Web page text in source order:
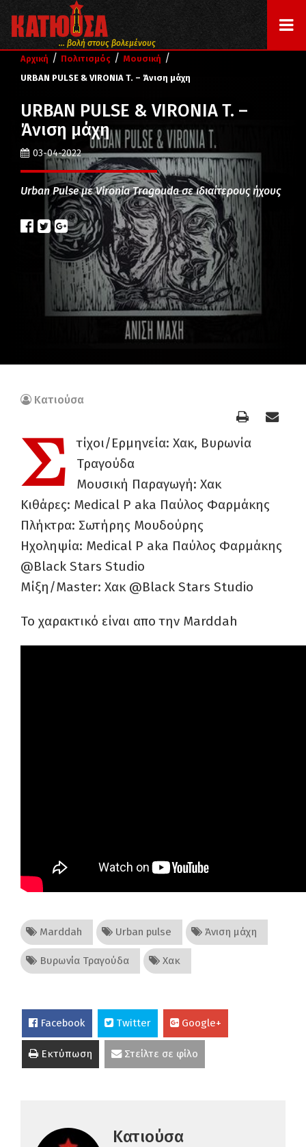
... βολή στους βολεμένους
Αρχική / Πολιτισμός / Μουσική /
URBAN PULSE & VIRONIA T. – Άνιση μάχη
URBAN PULSE & VIRONIA T. –
Άνιση μάχη
03-04-2022
Urban Pulse με Vironia Tragouda σε ιδιαίτερους ήχους
Κατιούσα
Σ
τίχοι/Ερμηνεία: Χακ, Βυρωνία
Τραγούδα
Μουσική Παραγωγή: Χακ
Κιθάρες: Medical P aka Παύλος Φαρμάκης
Πλήκτρα: Σωτήρης Μουδούρης
Ηχοληψία: Medical P aka Παύλος Φαρμάκης
@Black Stars Studio
Mίξη/Master: Χακ @Black Stars Studio
Το χαρακτικό είναι απο την Marddah
Marddah Urban pulse Άνιση μάχη
Βυρωνία Τραγούδα Χακ
Facebook Twitter Google+
Εκτύπωση Στείλτε σε φίλο
Κατιούσα